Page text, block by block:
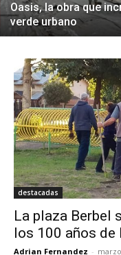
Oasis, la obra que
verde urbano
destacadas
La plaza Berbel
los 100 años de
Adrian Fernandez -